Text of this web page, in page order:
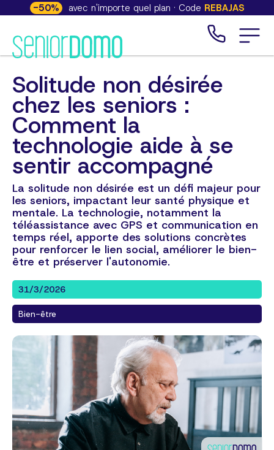
-50% avec n'importe quel plan · Code REBAJAS
Solitude non désirée
chez les seniors :
Comment la
technologie aide à se
sentir accompagné
La solitude non désirée est un défi majeur pour
les seniors, impactant leur santé physique et
mentale. La technologie, notamment la
téléassistance avec GPS et communication en
temps réel, apporte des solutions concrètes
pour renforcer le lien social, améliorer le bien-
être et préserver l'autonomie.
31/3/2026
Bien-être